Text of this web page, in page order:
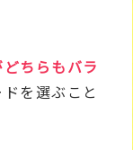
ちらもバラ
を選ぶこと